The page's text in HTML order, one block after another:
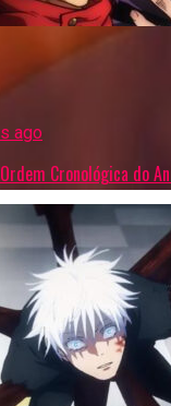
do anime,
selado em seu
Ainda assim, a
quando o
Kyuubi.
a buscar Kinkaku e
possuíam esse
ago
Cronológica do